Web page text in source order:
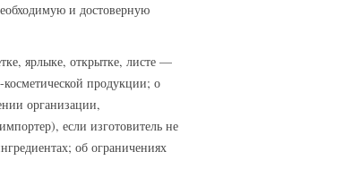
и достоверную
ярлыке, открытке, листе —
продукции; о
организации,
если изготовитель не
об ограничениях